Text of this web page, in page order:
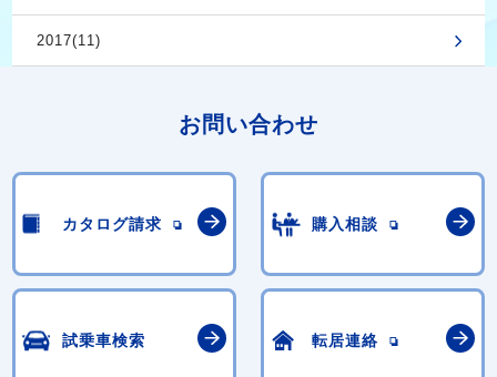
2017(11)
お問い合わせ
カタログ請求 購入相談
試乗車検索 転居連絡